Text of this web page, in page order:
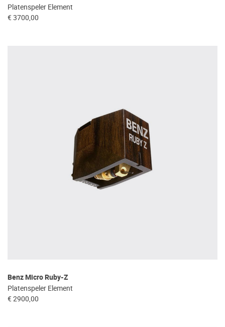
Platenspeler Element
€ 3700,00
Benz Micro Ruby-Z
Platenspeler Element
€ 2900,00